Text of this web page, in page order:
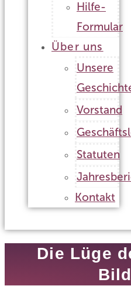
Hilfe-
Formular
Über uns
Unsere
Vorstand
Statuten
Kontakt
Die Lüge